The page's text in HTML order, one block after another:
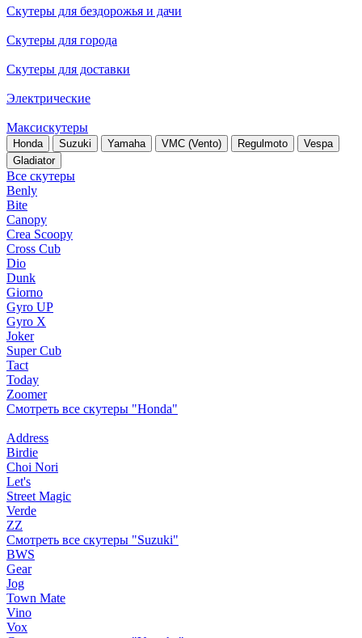
Скутеры для бездорожья и дачи
Скутеры для города
Скутеры для доставки
Электрические
Максискутеры
Honda Suzuki Yamaha VMC (Vento) Regulmoto
Vespa
Gladiator
Все скутеры
Benly
Bite
Canopy
Crea Scoopy
Cross Cub
Dio
Dunk
Giorno
Gyro UP
Gyro X
Joker
Super Cub
Tact
Today
Zoomer
Смотреть все скутеры "Honda"
Address
Birdie
Choi Nori
Let's
Street Magic
Verde
ZZ
Смотреть все скутеры "Suzuki"
BWS
Gear
Jog
Town Mate
Vino
Vox